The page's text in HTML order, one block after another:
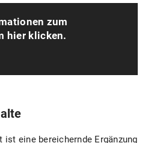
zum
hier klicken.
ist eine bereichernde Ergänzung